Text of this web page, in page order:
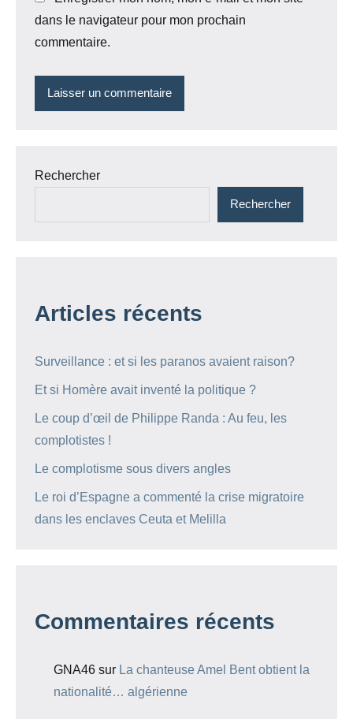
dans le navigateur pour mon prochain
commentaire.
Rechercher
Rechercher
Articles récents
Surveillance : et si les paranos avaient raison?
Et si Homère avait inventé la politique ?
Le coup d’œil de Philippe Randa : Au feu, les
complotistes !
Le complotisme sous divers angles
Le roi d’Espagne a commenté la crise migratoire
dans les enclaves Ceuta et Melilla
Commentaires récents
GNA46 sur La chanteuse Amel Bent obtient la
nationalité… algérienne